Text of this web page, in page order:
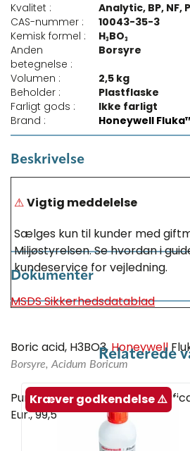
Kvalitet :
Analytic, BP, NF,
CAS-nummer :
10043-35-3
Kemisk formel :
H₃BO₃
Anden
betegnelse :
Borsyre
Volumen :
2,5 kg
Beholder :
Plastflaske
Farligt gods :
Ikke farligt
Brand :
Honeywell
Beskrivelse
⚠Vigtig meddelelse
Sælges kun til kunder med
Miljøstyrelsen. Se hvordan i
kundeservice for vejledning.
Boric acid, H3BO3,Honeywell
Borsyre, Acidum Boricum
Puriss. meets analytical
Eur., 99,5 - 100,5 %, pulver
Dokumenter
MSDS Sikkerhedsdatablad
Relaterede
Kræver godkendelse ⚠️